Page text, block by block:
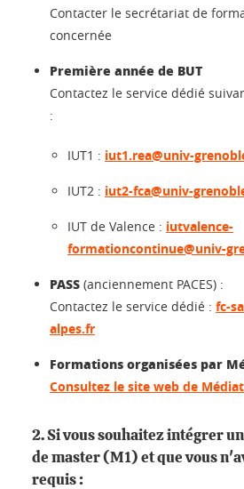
Contacter le secrétariat de
concernée
Première année de BUT
Contactez le service dédié
:
IUT1 : iut1.rea@univ-
IUT2 : iut2-fca@univ-
IUT de Valence : iutvalence-
formationcontinue@univ-
PASS (anciennement PACES) :
Contactez le service dédié : fc-
alpes.fr
Formations organisées par
Consultez le site web de
2. Si vous souhaitez intégrer
de master (M1) et que vous
requis :